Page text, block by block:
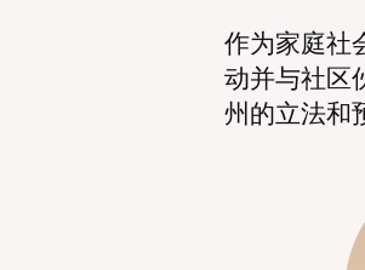
作为家庭社
动并与社区
州的立法和